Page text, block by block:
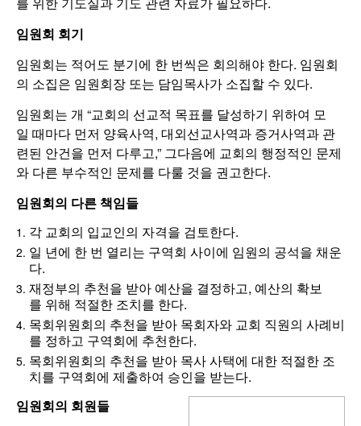
임원회 회기
임원회는 적어도 분기에 한 번씩은 회의해야 한다. 임원회
의 소집은 임원회장 또는 담임목사가 소집할 수 있다.
임원회는 개 “교회의 선교적 목표를 달성하기 위하여 모
일 때마다 먼저 양육사역, 대외선교사역과 증거사역과 관
련된 안건을 먼저 다루고,” 그다음에 교회의 행정적인 문제
와 다른 부수적인 문제를 다룰 것을 권고한다.
임원회의 다른 책임들
각 교회의 입교인의 자격을 검토한다.
일 년에 한 번 열리는 구역회 사이에 임원의 공석을 채운
다.
재정부의 추천을 받아 예산을 결정하고, 예산의 확보
를 위해 적절한 조치를 한다.
목회위원회의 추천을 받아 목회자와 교회 직원의 사례비
를 정하고 구역회에 추천한다.
목회위원회의 추천을 받아 목사 사택에 대한 적절한 조
치를 구역회에 제출하여 승인을 받는다.
임원회의 회원들